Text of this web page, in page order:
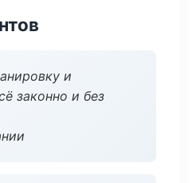
и
законно и без